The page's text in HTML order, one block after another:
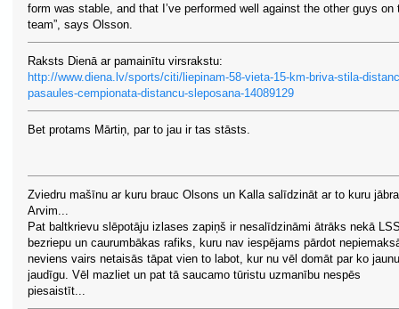
form was stable, and that I’ve performed well against the other guys on
team”, says Olsson.
Raksts Dienā ar pamainītu virsrakstu:
http://www.diena.lv/sports/citi/liepinam-58-vieta-15-km-briva-stila-
pasaules-cempionata-distancu-sleposana-14089129
Bet protams Mārtiņ, par to jau ir tas stāsts.
Zviedru mašīnu ar kuru brauc Olsons un Kalla salīdzināt ar to kuru
Arvim...
Pat baltkrievu slēpotāju izlases zapiņš ir nesalīdzināmi ātrāks nekā
bezriepu un caurumbākas rafiks, kuru nav iespējams pārdot
neviens vairs netaisās tāpat vien to labot, kur nu vēl domāt par ko
jaudīgu. Vēl mazliet un pat tā saucamo tūristu uzmanību nespēs
piesaistīt...